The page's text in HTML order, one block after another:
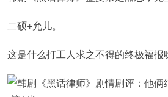
二硕+允儿。
这是什么打工人求之不得的终极福报